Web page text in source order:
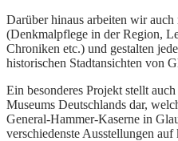
Darüber hinaus arbeiten wir
(Denkmalpflege in der Region,
Chroniken etc.) und gestalten
historischen Stadtansichten von
Ein besonderes Projekt stellt
Museums Deutschlands dar,
General-Hammer-Kaserne in
verschiedenste Ausstellungen